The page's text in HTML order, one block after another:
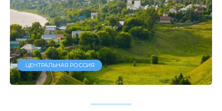
ЦЕНТРАЛЬНАЯ РОССИЯ